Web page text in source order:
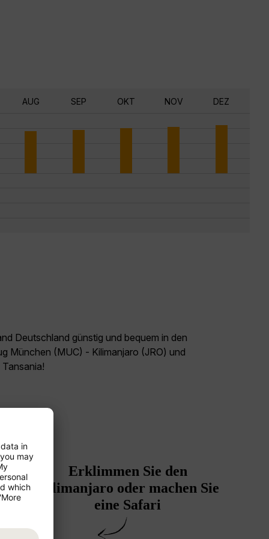
AUG SEP OKT NOV DEZ
Deutschland günstig und bequem in den
München (MUC) - Kilimanjaro (JRO) und
Erklimmen Sie den
Kilimanjaro oder machen Sie
eine Safari